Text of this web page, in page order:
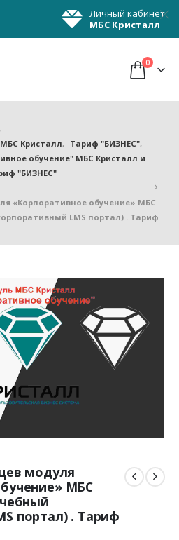
Личный кабинет
МБС Кристалл
0
Кристалл, Тариф "БИЗНЕС",
обучение" МБС Кристалл и
"БИЗНЕС"
«Корпоративное обучение» МБС
LMS портал) . Тариф
модуля
МБС
портал) . Тариф